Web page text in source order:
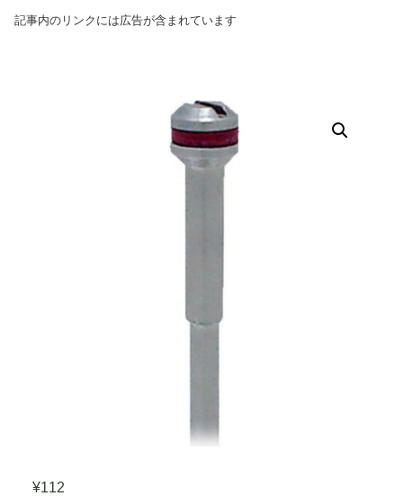
記事内のリンクには広告が含まれています
¥112